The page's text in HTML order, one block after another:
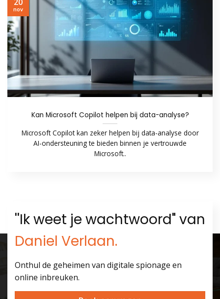
Kan Microsoft Copilot helpen bij data-analyse?
Microsoft Copilot kan zeker helpen bij data-analyse door
AI-ondersteuning te bieden binnen je vertrouwde
Microsoft..
nov
''Ik weet je wachtwoord" van
Daniel Verlaan.
Onthul de geheimen van digitale spionage en
online inbreuken.